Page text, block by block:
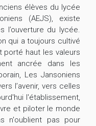
élèves du lycée
(AEJS), existe
l’ouverture du lycée.
qui a toujours cultivé
porté haut les valeurs
ancrée dans les
Les Jansoniens
l’avenir, vers celles
l'établissement,
et piloter le monde
n'oublient pas pour